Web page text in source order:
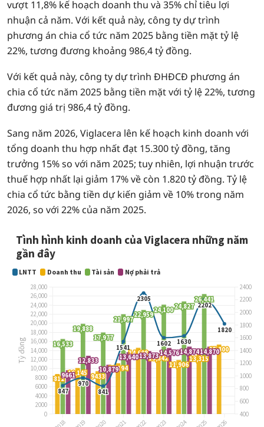
vượt 11,8% kế hoạch doanh thu và 35% chỉ tiêu lợi
nhuận cả năm. Với kết quả này, công ty dự trình
phương án chia cổ tức năm 2025 bằng tiền mặt tỷ lệ
22%, tương đương khoảng 986,4 tỷ đồng.
Với kết quả này, công ty dự trình ĐHĐCĐ phương án
chia cổ tức năm 2025 bằng tiền mặt với tỷ lệ 22%, tương
đương giá trị 986,4 tỷ đồng.
Sang năm 2026, Viglacera lên kế hoạch kinh doanh với
tổng doanh thu hợp nhất đạt 15.300 tỷ đồng, tăng
trưởng 15% so với năm 2025; tuy nhiên, lợi nhuận trước
thuế hợp nhất lại giảm 17% về còn 1.820 tỷ đồng. Tỷ lệ
chia cổ tức bằng tiền dự kiến giảm về 10% trong năm
2026, so với 22% của năm 2025.